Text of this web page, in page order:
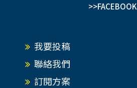
>>FACEBOOK
我要投稿
聯絡我們
訂閱方案